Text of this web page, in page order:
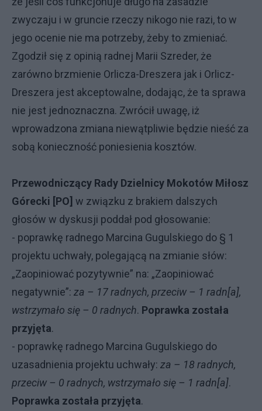
zwyczaju i w gruncie rzeczy nikogo nie razi, to w
jego ocenie nie ma potrzeby, żeby to zmieniać.
Zgodził się z opinią radnej Marii Szreder, że
zarówno brzmienie Orlicza-Dreszera jak i Orlicz-
Dreszera jest akceptowalne, dodając, że ta sprawa
nie jest jednoznaczna. Zwrócił uwagę, iż
wprowadzona zmiana niewątpliwie będzie nieść za
sobą konieczność poniesienia kosztów.
Przewodniczący Rady Dzielnicy Mokotów Miłosz
Górecki [PO] w związku z brakiem dalszych
głosów w dyskusji poddał pod głosowanie:
- poprawkę radnego Marcina Gugulskiego do § 1
projektu uchwały, polegającą na zmianie słów:
„Zaopiniować pozytywnie” na: „Zaopiniować
negatywnie”: za – 17 radnych, przeciw – 1 radn[a],
wstrzymało się – 0 radnych. Poprawka została
przyjęta.
- poprawkę radnego Marcina Gugulskiego do
uzasadnienia projektu uchwały: za – 18 radnych,
przeciw – 0 radnych, wstrzymało się – 1 radn[a].
Poprawka została przyjęta.